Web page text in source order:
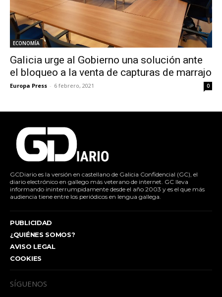
ECONOMÍA
Galicia urge al Gobierno una solución ante
el bloqueo a la venta de capturas de marrajo
Europa Press - 6 febrero, 2021 0
GCDiario es la versión en castellano de Galicia Confidencial (GC), el
diario electrónico en gallego más veterano de internet. GC lleva
informando ininterrumpidamente desde el año 2003 y es el que más
audiencia tiene entre los periódicos en lengua gallega.
PUBLICIDAD
¿QUIÉNES SOMOS?
AVISO LEGAL
COOKIES
SÍGUENOS